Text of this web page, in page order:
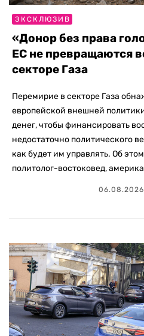
ЭКСКЛЮЗИВ
«Донор без права
ЕС не превращаются
секторе Газа
Перемирие в секторе Газа
европейской внешней
денег, чтобы финансировать
недостаточно политического
как будет им управлять. Об
политолог-востоковед,